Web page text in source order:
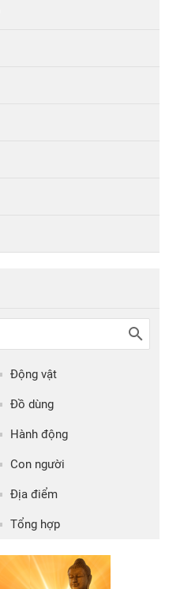
Động vật
Đồ dùng
Hành động
Con người
Địa điểm
Tổng hợp